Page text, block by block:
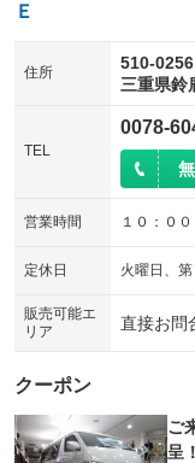
エアサスペンション
：装備なし
Ｅ
住所
510-0256
三重県鈴
TEL
0078-
営業時間 １０：０
定休日 火曜日、
販売可能エ
リア
直接お問
クーポン
ご
呈！